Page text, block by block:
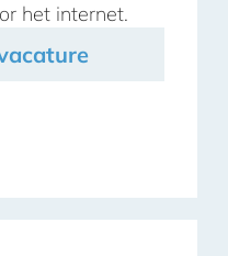
het internet.